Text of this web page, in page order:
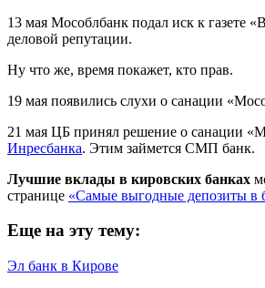
13 мая Мособлбанк подал иск к газете
деловой репутации.
Ну что же, время покажет, кто прав.
19 мая появились слухи о санации
21 мая ЦБ принял решение о санации
Инресбанка. Этим займется СМП банк.
Лучшие вклады в кировских банках
странице «Самые выгодные депозиты в
Еще на эту тему:
Эл банк в Кирове